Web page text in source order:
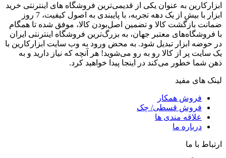
به عنوان یکی از قدیمی‌ترین فروشگاه های اینترنتی خرید
ابزار با بیش از یک دهه تجربه، با پایبندی به اصول کیفیت، 7 روز
کالا و تضمین اصل‌بودن کالا، موفق شده تا همگام
معتبر جهان، به بزرگ‌ترین فروشگاه اینترنتی ایران
تبدیل شود. به محض ورود به وب سایت ابزارکارین با
از کالا رو به رو می‌شوید! هر آنچه که نیاز دارید و به
می‌کند در اینجا پیدا خواهید کرد.
همکار
قسطی/ چک
مندی ها
ما